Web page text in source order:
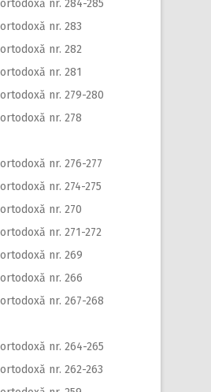
nr. 284-285
nr. 283
nr. 282
nr. 281
nr. 279-280
nr. 278
nr. 276-277
nr. 274-275
nr. 270
nr. 271-272
nr. 269
nr. 266
nr. 267-268
nr. 264-265
nr. 262-263